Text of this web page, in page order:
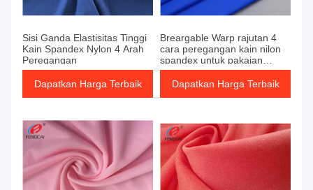
Sisi Ganda Elastisitas Tinggi
Kain Spandex Nylon 4 Arah
Peregangan
Dapatkan Harga Terbaik
Breargable Warp rajutan 4
cara peregangan kain nilon
spandex untuk pakaian
olahraga yoga
Dapatkan Harga Terbaik